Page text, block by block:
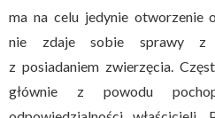
ma na celu jedynie otworzenie
nie zdaje sobie sprawy z
z posiadaniem zwierzęcia.
głównie z powodu